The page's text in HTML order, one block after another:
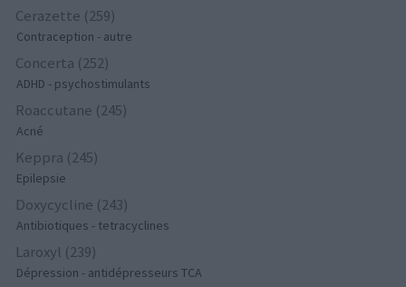
Cerazette (259)
Contraception - autre
Concerta (252)
ADHD - psychostimulants
Roaccutane (245)
Acné
Keppra (245)
Epilepsie
Doxycycline (243)
Antibiotiques - tetracyclines
Laroxyl (239)
Dépression - antidépresseurs TCA